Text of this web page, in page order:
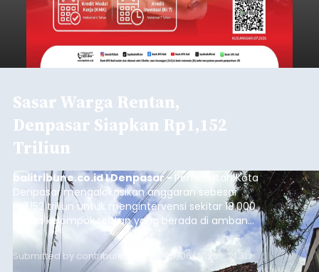
Sasar Warga Rentan,
Denpasar Siapkan Rp1,152
Triliun
balitribune.co.id I Denpasar - Pemerintah Kota
Denpasar mengalokasikan anggaran sebesar
Rp1,152 triliun untuk mengintervensi sekitar 18.000
warga kelompok rentan yang berada di ambang
garis kemiskinan. Langkah strategis ini diambil
guna menjaga masyarakat yang berada pada
kelompok desil 5 dan 6 tersebut agar tidak
Submitted by contributor Thu, 08/06/2026 - 21:31